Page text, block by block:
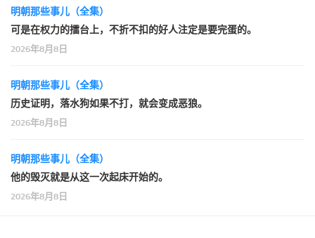
明朝那些事儿（全集）
可是在权力的擂台上，不折不扣的好人注定是要完蛋的。
2026年8月8日
明朝那些事儿（全集）
历史证明，落水狗如果不打，就会变成恶狼。
2026年8月8日
明朝那些事儿（全集）
他的毁灭就是从这一次起床开始的。
2026年8月8日